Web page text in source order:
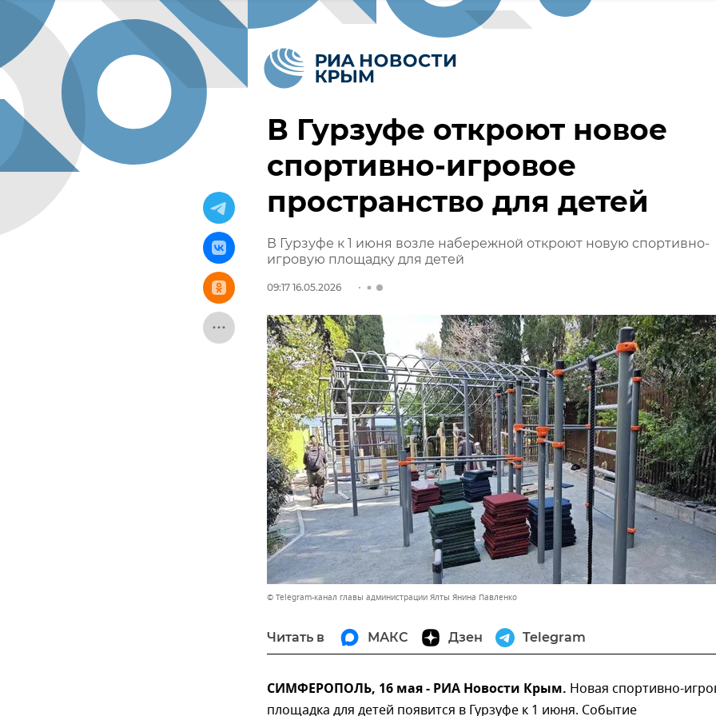
В Гурзуфе откроют новое
спортивно-игровое
пространство для детей
В Гурзуфе к 1 июня возле набережной откроют новую спортивно-
игровую площадку для детей
09:17 16.05.2026
© Telegram-канал главы администрации Ялты Янина Павленко
Читать в МАКС Дзен Telegram
СИМФЕРОПОЛЬ, 16 мая - РИА Новости Крым. Новая спортивно-
площадка для детей появится в Гурзуфе к 1 июня. Событие